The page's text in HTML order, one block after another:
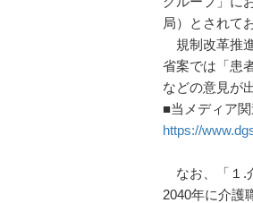
局）とされて
規制改革推
省案では「患
などの意見が
■当メディア
https://
なお、「１.
2040年に介護